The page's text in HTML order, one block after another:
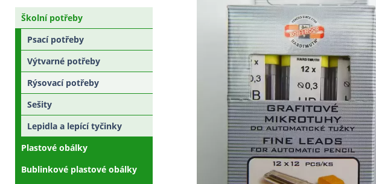
Školní potřeby
Psací potřeby
Výtvarné potřeby
Rýsovací potřeby
Sešity
Lepidla a lepící tyčinky
Plastové obálky
Bublinkové plastové obálky